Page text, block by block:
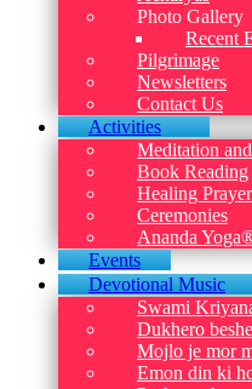
Photo Gallery
Recent
Pilgrimage
Newsletters
Contact Us
Activities
Meditation
Book Reading
Healing
Ceremonies
Ananda
Events
Devotional Music
Swami
Dukhero
Mojlo je mor
Emon din ki